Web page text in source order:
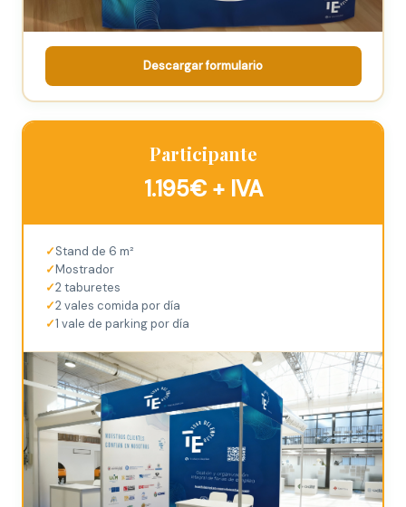
Descargar formulario
Participante
1.195€ + IVA
Stand de 6 m²
Mostrador
2 taburetes
2 vales comida por día
1 vale de parking por día